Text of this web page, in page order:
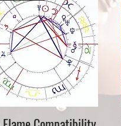
Schnellansicht